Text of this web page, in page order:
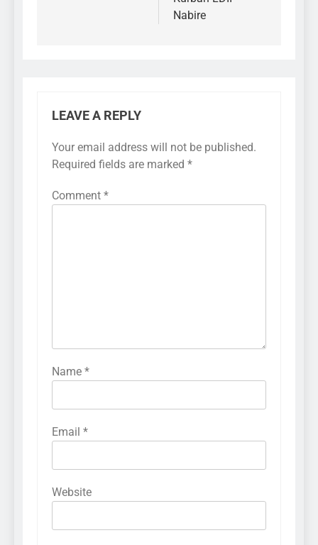
Nabire
LEAVE A REPLY
Your email address will not be published.
Required fields are marked *
Comment *
Name *
Email *
Website